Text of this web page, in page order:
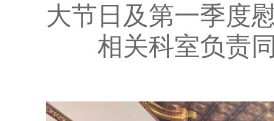
大节日及第一季度
相关科室负责